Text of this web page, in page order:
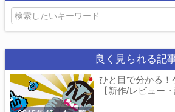
良く見られる記
ひと目で分かる！
【新作/レビュー